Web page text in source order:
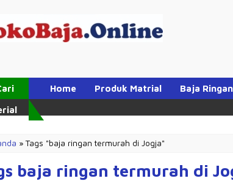
Home Produk Matrial Baja
»Tags "baja ringan termurah di Jogja"
baja ringan termurah di